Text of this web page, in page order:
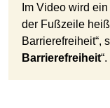
Im Video wird
der Fußzeile
Barrierefreiheit“,
Barrierefreiheit“.